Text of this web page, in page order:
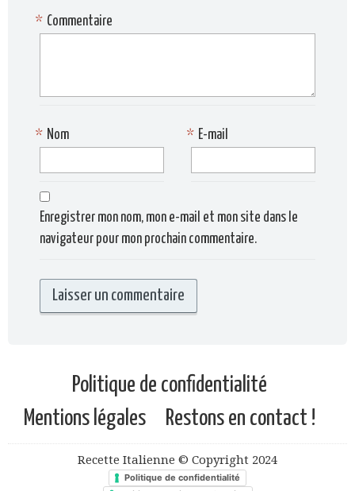
Commentaire
*
Nom
* E-mail
*
Enregistrer mon nom, mon e-mail et mon site dans le
navigateur pour mon prochain commentaire.
Politique de confidentialité
Mentions légales
Restons en contact !
Recette Italienne © Copyright 2024
Politique de confidentialité